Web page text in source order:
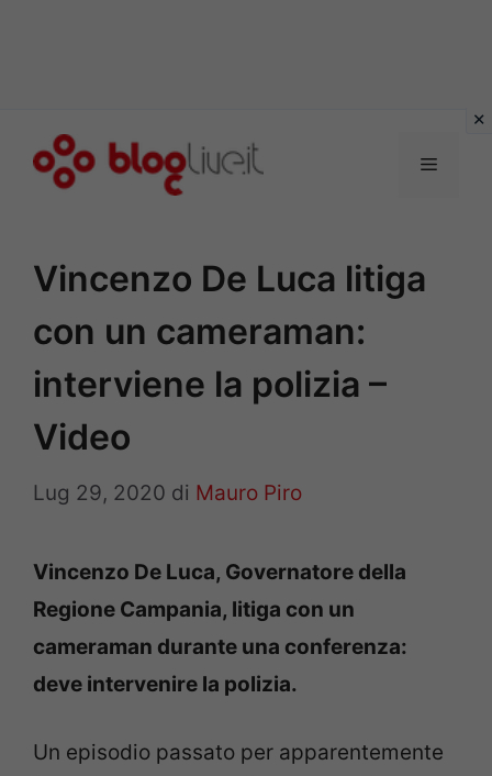
Menu
Vincenzo De Luca litiga
con un cameraman:
interviene la polizia –
Video
Lug 29, 2020 di Mauro Piro
Vincenzo De Luca, Governatore della
Regione Campania, litiga con un
cameraman durante una conferenza:
deve intervenire la polizia.
Un episodio passato per apparentemente